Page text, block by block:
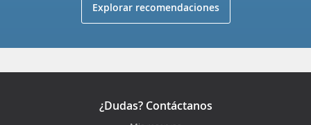
Explorar recomendaciones
¿Dudas? Contáctanos